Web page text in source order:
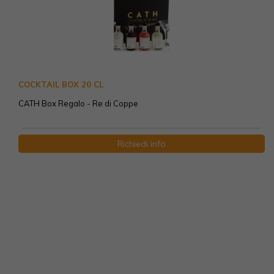
COCKTAIL BOX 20 CL
CATH Box Regalo - Re di Coppe
Richiedi info